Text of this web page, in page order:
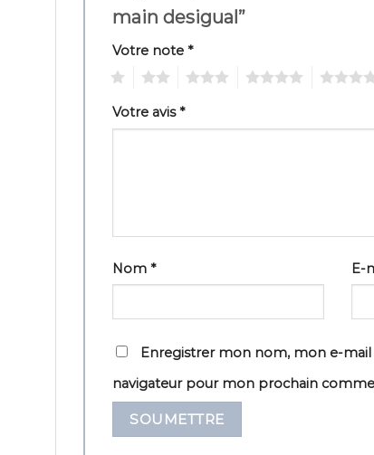
main desigual”
Votre note *
Votre avis*
Nom * E-
Enregistrer mon nom, mon e-
navigateur pour mon prochain